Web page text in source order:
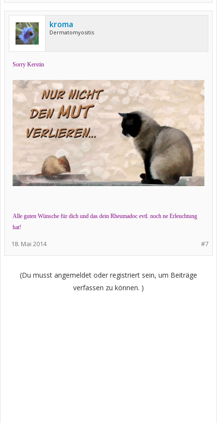
kroma
Dermatomyositis
Sorry Kerstin
Alle guten Wünsche für dich und das dein Rheumadoc evtl. noch ne Erleuchtung
hat!
#7
18. Mai 2014
(Du musst angemeldet oder registriert sein, um Beiträge
verfassen zu können. )